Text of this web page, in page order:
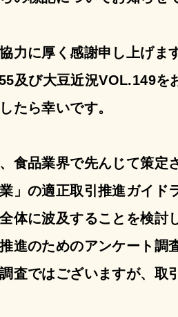
力に厚く感謝申し上げます
及び大豆近況VOL.149を
たら幸いです。
食品業界で先んじて策定
」の適正取引推進ガイド
体に波及することを検討
進のためのアンケート調
査ではございますが、取